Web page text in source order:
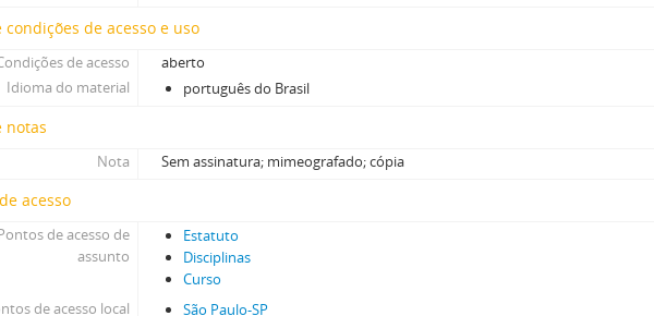
condições de acesso e uso
de acesso
aberto
Idioma do material
português do Brasil
notas
Nota Sem assinatura; mimeografado; cópia
acesso
de acesso de
assunto
Estatuto
Disciplinas
Curso
de acesso local
São Paulo-SP